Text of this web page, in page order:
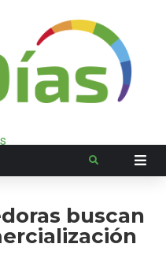
buscan